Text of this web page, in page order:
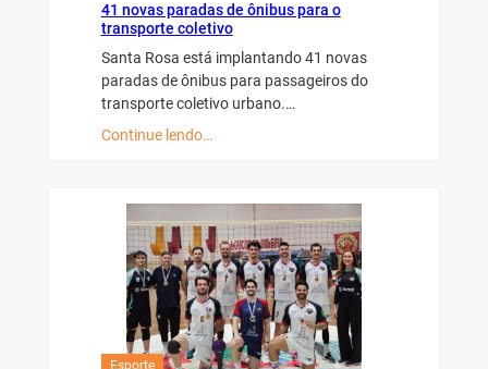
41 novas paradas de ônibus para o
transporte coletivo
Santa Rosa está implantando 41 novas
paradas de ônibus para passageiros do
transporte coletivo urbano.…
Continue lendo…